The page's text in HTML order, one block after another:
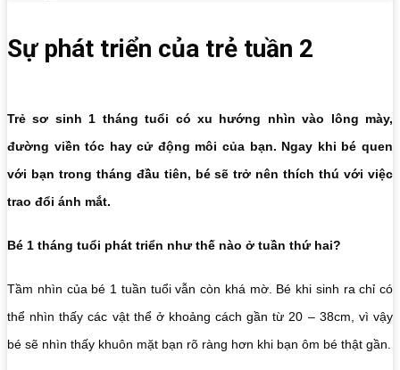
Sự phát triển của trẻ tuần 2
Trẻ sơ sinh 1 tháng tuổi có xu hướng nhìn vào lông mày,
đường viền tóc hay cử động môi của bạn. Ngay khi bé quen
với bạn trong tháng đầu tiên, bé sẽ trở nên thích thú với việc
trao đổi ánh mắt.
Bé 1 tháng tuổi phát triển như thế nào ở tuần thứ hai?
Tầm nhìn của bé 1 tuần tuổi vẫn còn khá mờ. Bé khi sinh ra chỉ có
thể nhìn thấy các vật thể ở khoảng cách gần từ 20 – 38cm, vì vậy
bé sẽ nhìn thấy khuôn mặt bạn rõ ràng hơn khi bạn ôm bé thật gần.